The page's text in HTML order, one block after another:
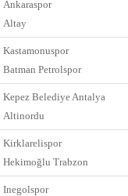
Ankaraspor
Altay
Kastamonuspor
Batman Petrolspor
Kepez Belediye Antalya
Altinordu
Kirklarelispor
Hekimoğlu Trabzon
Inegolspor